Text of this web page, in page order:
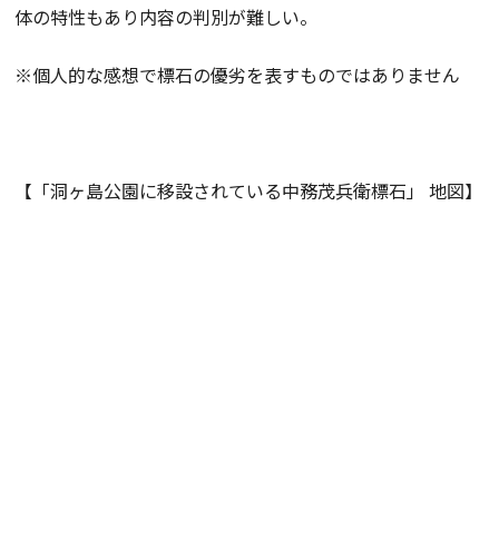
体の特性もあり内容の判別が難しい。
※個人的な感想で標石の優劣を表すものではありません
【「洞ヶ島公園に移設されている中務茂兵衛標石」 地図】